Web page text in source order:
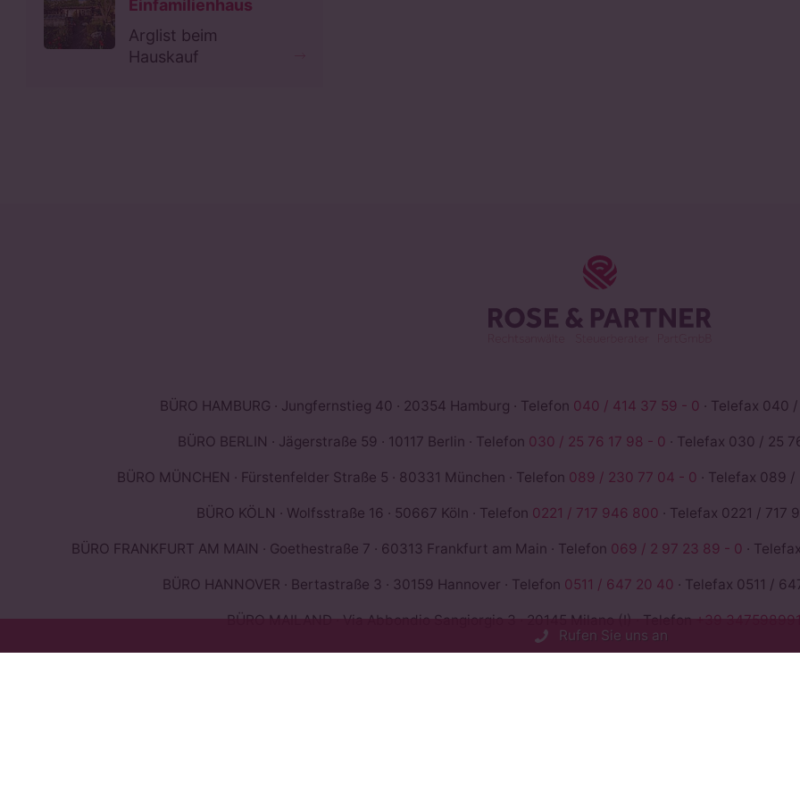
Einfamilienhaus
Arglist beim
Hauskauf
BÜRO HAMBURG · Jungfernstieg 40 · 20354 Hamburg · Telefon 040 / 414 37 59 - 0 · Telefax 040
BÜRO BERLIN · Jägerstraße 59 · 10117 Berlin · Telefon 030 / 25 76 17 98 - 0 · Telefax 030 / 25
BÜRO MÜNCHEN · Fürstenfelder Straße 5 · 80331 München · Telefon 089 / 230 77 04 - 0 · Telefax 089
BÜRO KÖLN · Wolfsstraße 16 · 50667 Köln · Telefon 0221 / 717 946 800 · Telefax 0221 / 717
BÜRO FRANKFURT AM MAIN · Goethestraße 7 · 60313 Frankfurt am Main · Telefon 069 / 2 97 23 89 - 0 ·
BÜRO HANNOVER · Bertastraße 3 · 30159 Hannover · Telefon 0511 / 647 20 40 · Telefax 0511 /
BÜRO MAILAND · Via Abbondio Sangiorgio 3 · 20145 Milano (I) · Telefon+39
Rufen Sie uns an